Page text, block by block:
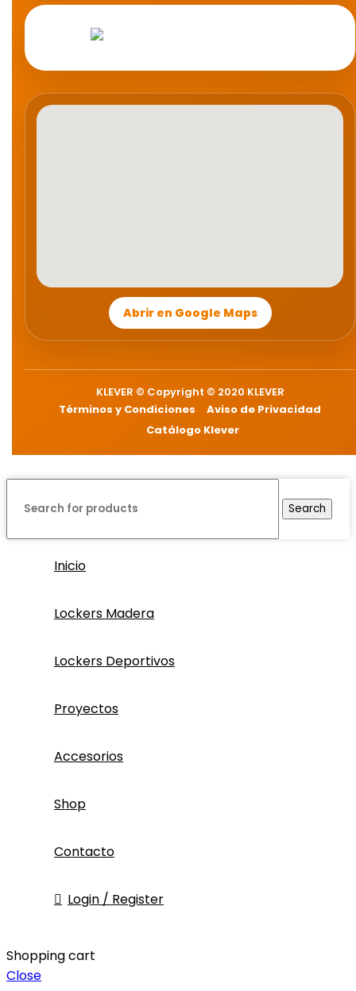
Abrir en Google Maps
KLEVER © Copyright © 2020 KLEVER
Términos y Condiciones
Aviso de Privacidad
Catálogo Klever
Search
Inicio
Lockers Madera
Lockers Deportivos
Proyectos
Accesorios
Shop
Contacto
Login / Register
Shopping cart
Close